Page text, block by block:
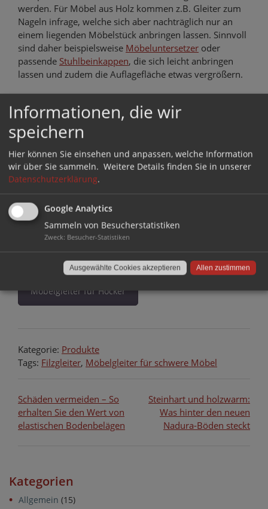
werden. Für Möbel aus Holz kommen z.B. Gleiter zum
Nageln infrage, welche sich aber nachträglich nur an
einem liegenden Möbelstück anbringen lassen. Sinnvoll
sind daher beispielsweise Möbeluntersetzer oder
passende Stuhlbeinkappen, die sich leicht anbringen
lassen und zudem die Auflagefläche etwas vergrößern.
hervorragend auch selbstklebende Filzgleiter, bevorzugt
in extra dicker Ausführung von 5-8 mm. Ob vorgestanzt
oder als großflächige Zuschnitte, müssen die Filzgleiter
lediglich unter die Standfläche geschoben und das
Möbelstück danach abgesenkt werden. Den Rest
erledigt die Schwerkraft. Einfacher geht’s wirklich nicht.
Lesen Sie auch:
Möbelgleiter für Hocker
Kategorie: Produkte
Tags: Filzgleiter, Möbelgleiter für schwere Möbel
Beitragsnavigation
Schäden vermeiden – So
erhalten Sie den Wert von
elastischen Bodenbelägen
Steinhart und holzwarm:
Was hinter den neuen
Nadura-Böden steckt
Kategorien
Allgemein (15)
Informationen, die wir
speichern
Hier können Sie einsehen und anpassen, welche Information
wir über Sie sammeln. Weitere Details finden Sie in unserer
Datenschutzerklärung.
Google Analytics
Sammeln von Besucherstatistiken
Zweck: Besucher-Statistiken
Allen zustimmen
Ausgewählte Cookies akzeptieren